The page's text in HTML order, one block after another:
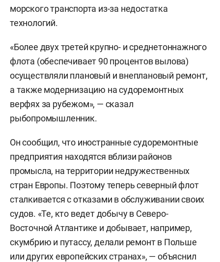
морского транспорта из-за недостатка
технологий.
«Более двух третей крупно- и среднетоннажного
флота (обеспечивает 90 процентов вылова)
осуществляли плановый и внеплановый ремонт,
а также модернизацию на судоремонтных
верфях за рубежом», — сказал
рыбопромышленник.
Он сообщил, что иностранные судоремонтные
предприятия находятся вблизи районов
промысла, на территории недружественных
стран Европы. Поэтому теперь северный флот
сталкивается с отказами в обслуживании своих
судов. «Те, кто ведет добычу в Северо-
Восточной Атлантике и добывает, например,
скумбрию и путассу, делали ремонт в Польше
или других европейских странах», — объяснил